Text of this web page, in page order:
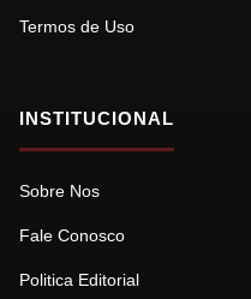
Termos de Uso
INSTITUCIONAL
Sobre Nos
Fale Conosco
Politica Editorial